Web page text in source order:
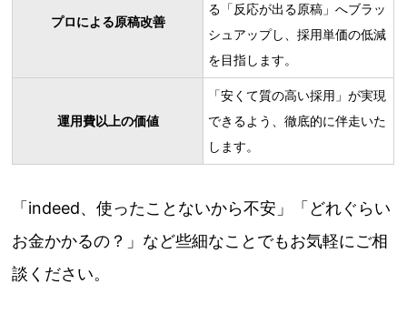
プロによる原稿改善
る「反応が出る原稿」へブラッ
シュアップし、採用単価の低減
を目指します。
運用費以上の価値
「安くて質の高い採用」が実現
できるよう、徹底的に伴走いた
します。
「indeed、使ったことないから不安」「どれぐらい
お金かかるの？」など些細なことでもお気軽にご相
談ください。